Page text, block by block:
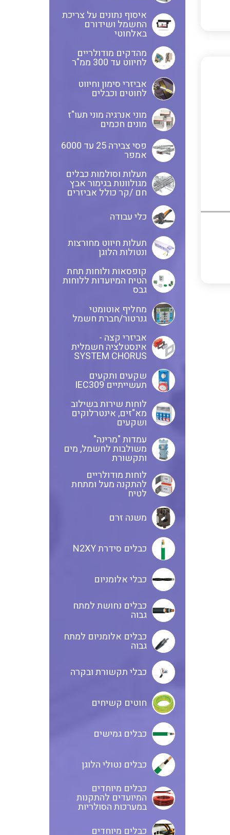
משנה זרם
כבלי אלומניום
כבלים אלומניום למתח גבוה
חוטים קשיחים
כבלים נטולי הלוגן
כבלים מיוחדים
מנתקים
מדי זרם
שנטים
ממסרי זליגה
צגי מתח ,זרם,תדירות ,וכו
אביזרים ל T7
מדידות פיזיקאליות ספיקה
ובקרת תהליך
בוחני להבה ומערכות לבקרת
בערה BMS
איסוף נתונים על צריכת
החשמל ושידורם
באלחוטי
מהדקים מודולריים
לחיווט עד 300 ממ"ר
אביזרי סימון וחיווט
לחוטים וכבלים
מוני אנרגיה מוני תעו"ז
מונים חכמים
פסי צבירה 25 עד 6000
אמפר
תעלות וסולמות כבלים
מגולוונות בגימור אבץ
חם /קר כולל אביזרים
כלי עבודה
תעלות חיווט מחורצות
ונטולות הלוגן
קופסאות ולוחות תחת
הטיח המיועדות ללוחות
גבס
מחליף אוטומטי
גנרטור/חברת חשמל
אביזרי קצה -
אינסטלציה חשמלית
SYSTEM CHORUS
שקעים ותקעים
תעשייתיים IEC309
לוחות שירות בשילוב
מא"זים, אינטרלוקים
ושקעים
עמדות "מרינה"
משולבות לחשמל, מים
ותקשורת
לוחות מודולריים
להתקנה מעל ומתחת
לטיח
משנה זרם
כבלים סידרת N2XY
כבלי אלומניום
כבלים נחושת למתח
גבוה
כבלים אלומניום למתח
גבוה
כבלי תקשורת ובקרה
חוטים קשיחים
כבלים גמישים
כבלים נטולי הלוגן
כבלים מיוחדים
המיועדים להתקנות
במערכות הסולריות
כבלים מיוחדים